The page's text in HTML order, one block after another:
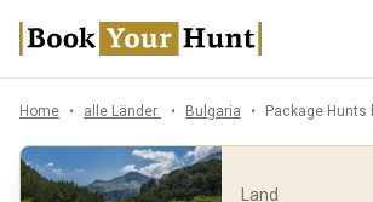
Home alle Länder Bulgaria Package
Land